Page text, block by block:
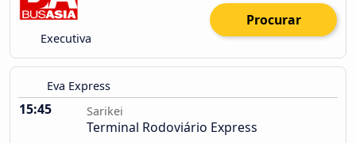
Executiva
Procurar
Eva Express
15:45 Sarikei
Terminal Rodoviário Express